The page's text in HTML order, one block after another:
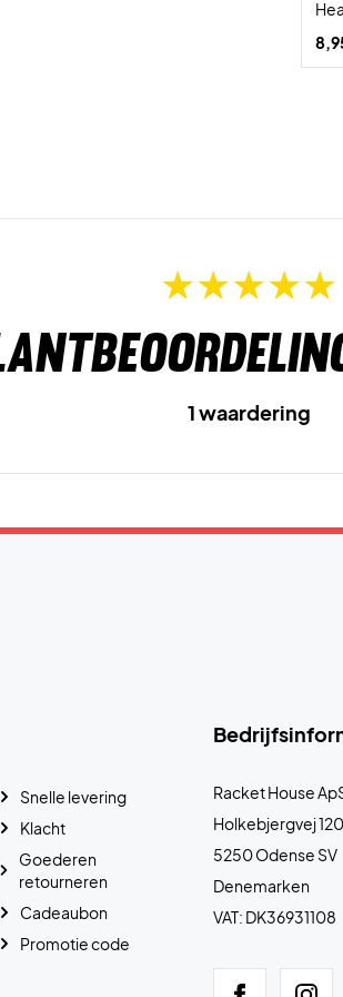
1 waardering
Racket House
Holkebjergvej 120
5250 Odense SV
Denemarken
VAT: DK36931108
Snelle levering
Klacht
Goederen
retourneren
Cadeaubon
Promotie code